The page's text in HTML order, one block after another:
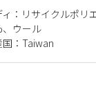
ィ：リサイクルポリ
、ウール
国：Taiwan